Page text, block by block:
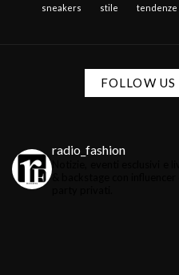
sneakers stile tendenze
FOLLOW
radio_fashion